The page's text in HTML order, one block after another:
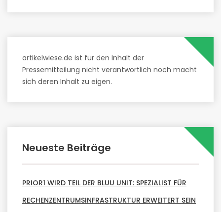
artikelwiese.de ist für den Inhalt der
Pressemitteilung nicht verantwortlich noch macht
sich deren Inhalt zu eigen.
Neueste Beiträge
PRIOR1 WIRD TEIL DER BLUU UNIT: SPEZIALIST FÜR
RECHENZENTRUMSINFRASTRUKTUR ERWEITERT SEIN